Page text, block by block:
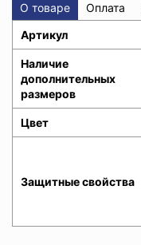
О товаре Оплата
Артикул
Наличие
дополнительных
размеров
Цвет
Защитные свойства